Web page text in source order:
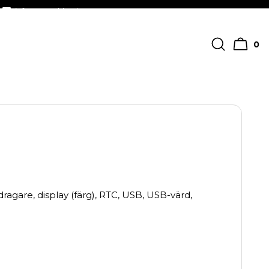
info@streckkodscenter.se
0
display (färg), RTC, USB, USB-värd,